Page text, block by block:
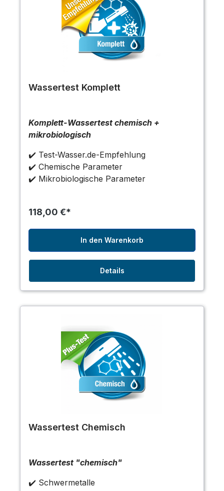
Wassertest Komplett
Komplett-Wassertest chemisch +
mikrobiologisch
✔️ Test-Wasser.de-Empfehlung
✔️ Chemische Parameter
✔️ Mikrobiologische Parameter
118,00 €*
In den Warenkorb
Details
Wassertest Chemisch
Wassertest "chemisch"
✔️ Schwermetalle